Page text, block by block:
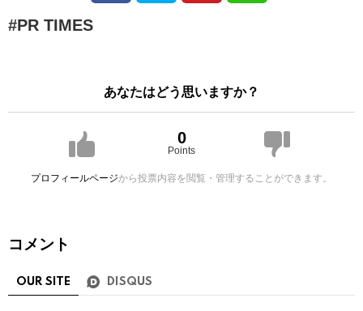
PR TIMES
あなたはどう思いますか？
0
Points
プロフィールページから投票内容を閲覧・管理することができます。
コメント
OUR SITE DISQUS